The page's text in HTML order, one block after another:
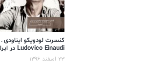
کنسرت لودویکو ایناودی –
Ludovico Einaudi در ایران
۲۳ اسفند ۱۳۹۶